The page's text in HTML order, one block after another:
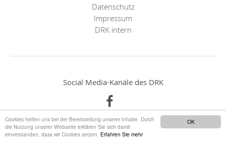
OK
Cookies helfen uns bei der Bereitstellung unserer Inhalte. Durch
die Nutzung unserer Webseite erklären Sie sich damit
einverstanden, dass wir Cookies setzen. Erfahren Sie mehr
Datenschutz
Impressum
DRK intern
Social Media-Kanäle des DRK